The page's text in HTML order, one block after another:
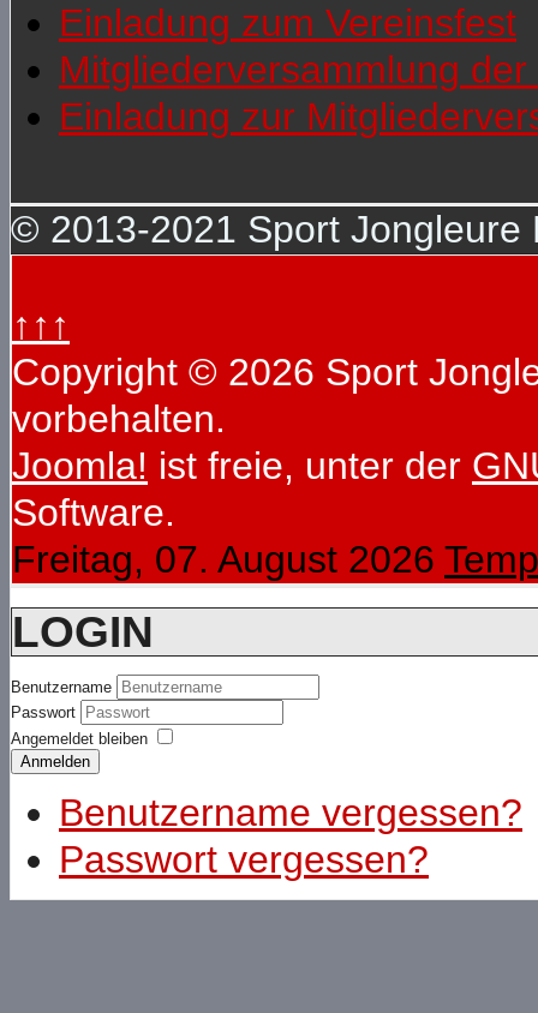
Einladung zum Vereinsfest
Mitgliederversammlung
Einladung zur
© 2013-2021 Sport Jongleure
↑↑↑
Copyright © 2026 Sport
vorbehalten.
Joomla! ist freie, unter der
Software.
Freitag, 07. August 2026
LOGIN
Benutzername
Passwort
Angemeldet bleiben
Anmelden
Benutzername vergessen?
Passwort vergessen?